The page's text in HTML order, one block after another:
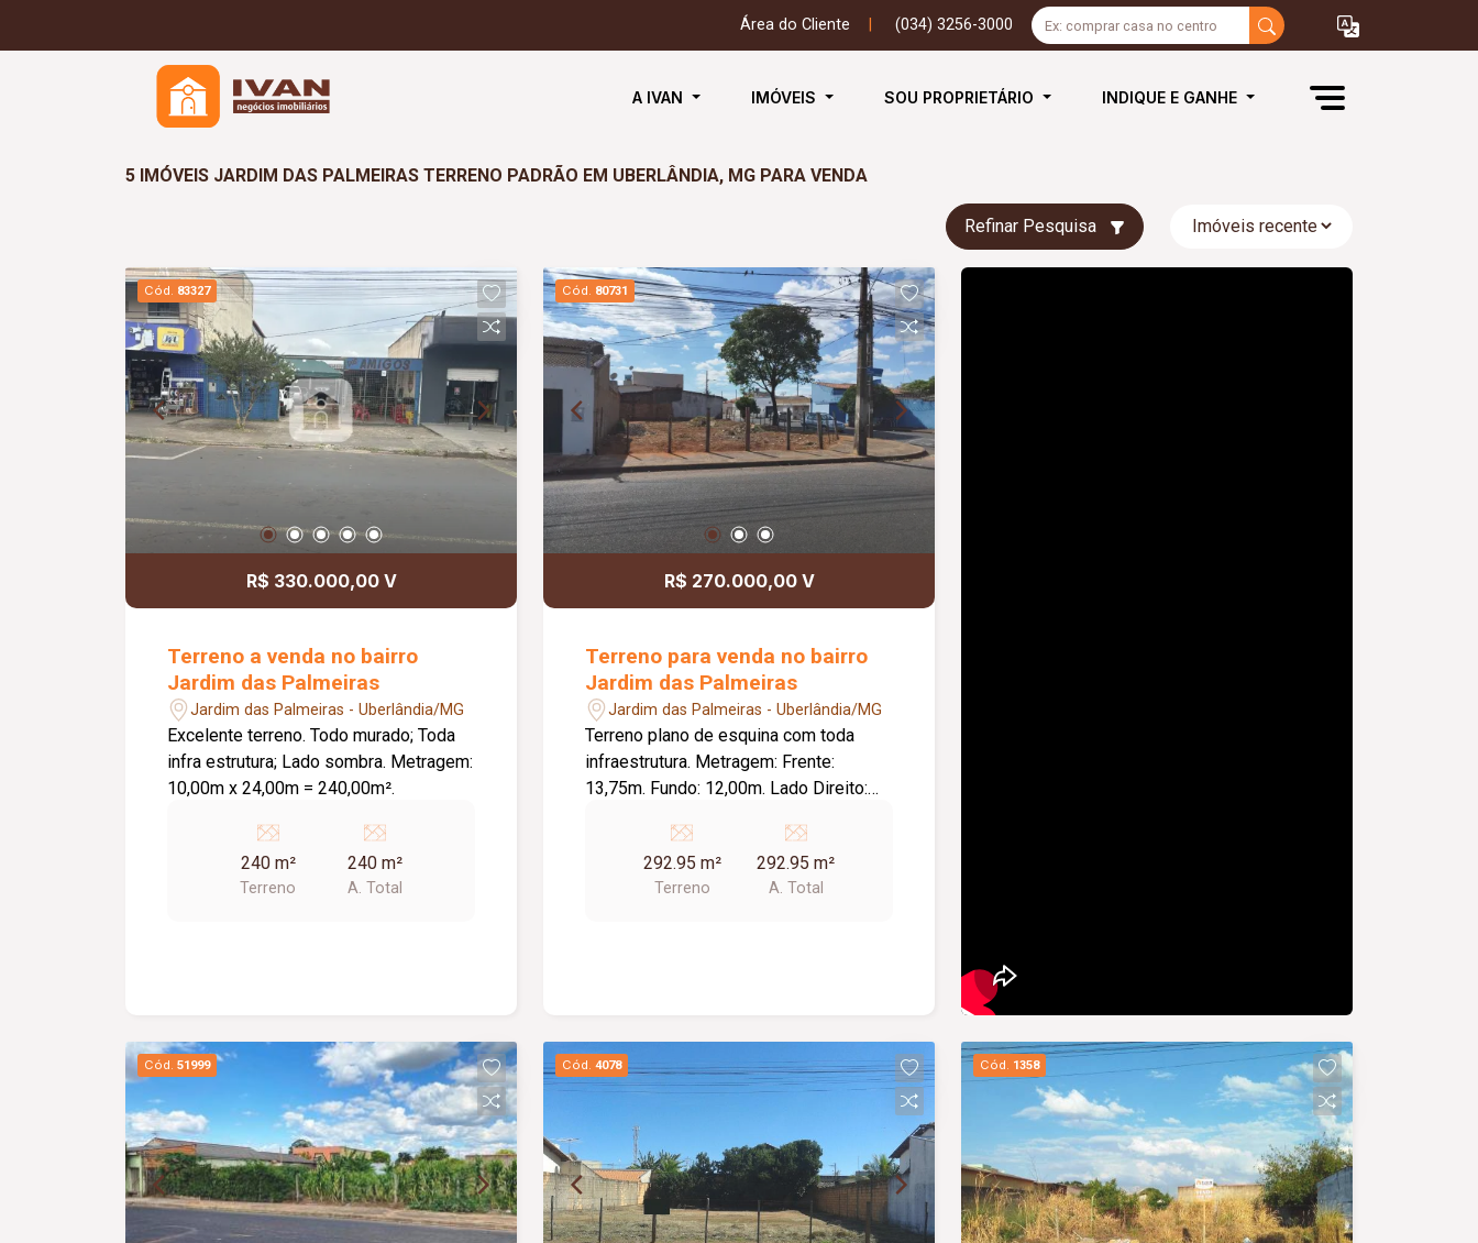
Área do Cliente (034) 3256-3000
A IVAN IMÓVEIS SOU PROPRIETÁRIO INDIQUE E GANHE
5 IMÓVEIS JARDIM DAS PALMEIRAS TERRENO PADRÃO EM UBERLÂNDIA, MG PARA VENDA
Refinar Pesquisa
Cód. 83327
R$ 330.000,00 V
Terreno a venda no bairro
Jardim das Palmeiras
Jardim das Palmeiras - Uberlândia/MG
Excelente terreno. Todo murado; Toda
infra estrutura; Lado sombra. Metragem:
10,00m x 24,00m = 240,00m².
240 m²
Terreno
240 m²
A. Total
Cód. 80731
R$ 270.000,00 V
Terreno para venda no bairro
Jardim das Palmeiras
Jardim das Palmeiras - Uberlândia/MG
Terreno plano de esquina com toda
infraestrutura. Metragem: Frente:
13,75m. Fundo: 12,00m. Lado Direito:
Totalizando: 292,95m2.
292.95 m²
Terreno
292.95 m²
A. Total
Cód. 51999 Cód. 4078 Cód. 1358